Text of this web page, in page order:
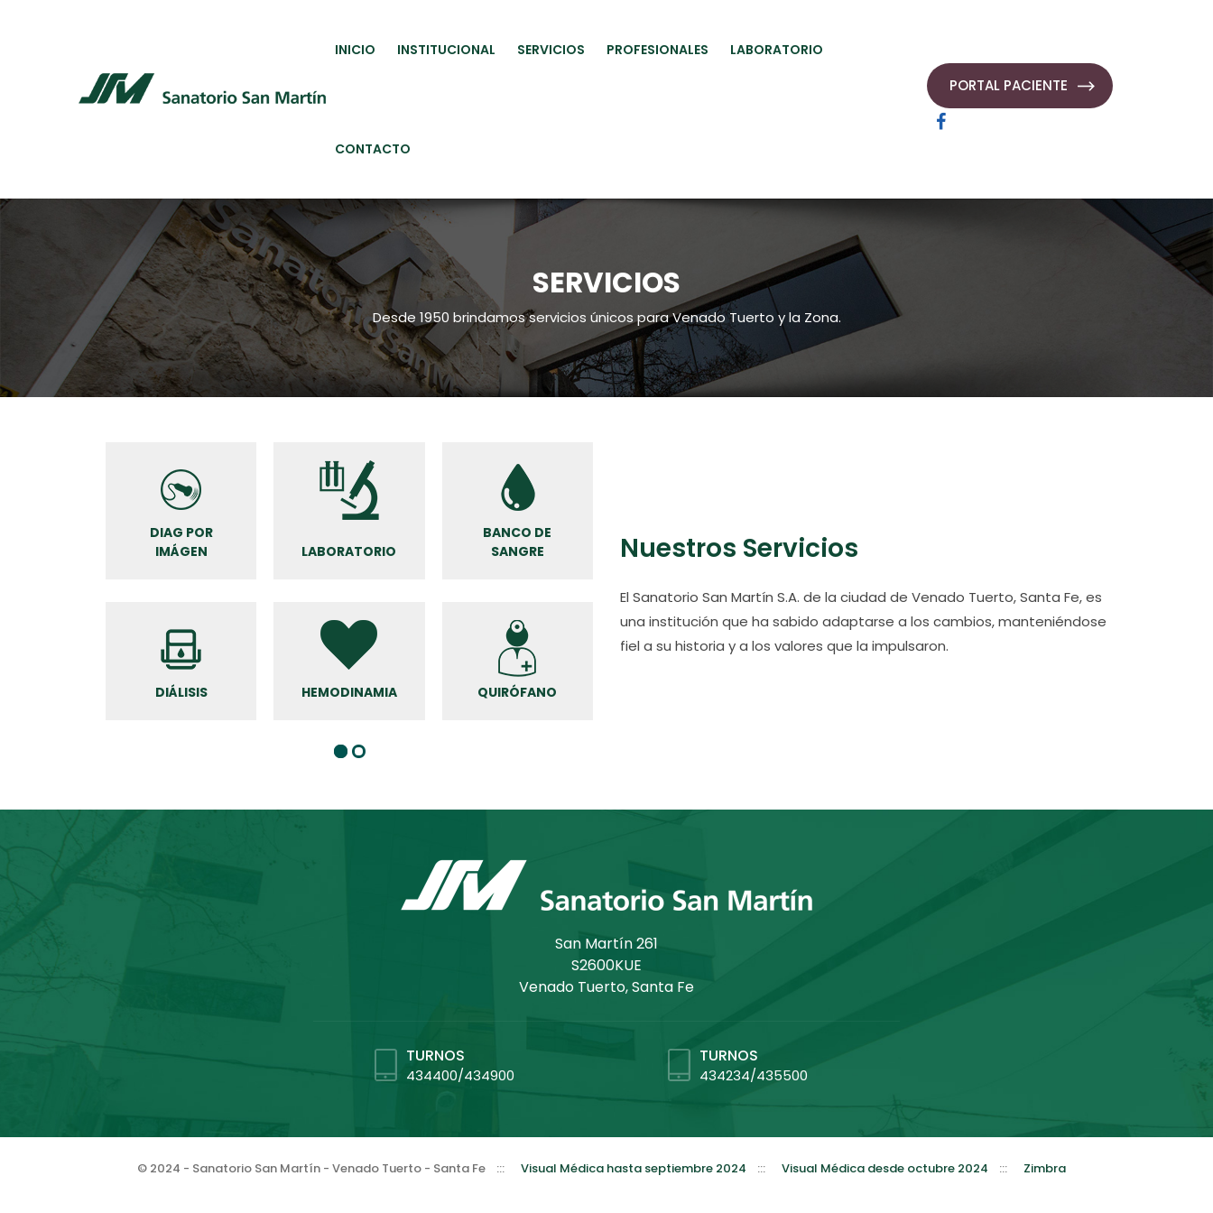
INICIO INSTITUCIONAL SERVICIOS PROFESIONALES LABORATORIO
CONTACTO
PORTAL PACIENTE
SERVICIOS
Desde 1950 brindamos servicios únicos para Venado Tuerto y la Zona.
DIAG POR
IMÁGEN
LABORATORIO
BANCO DE
SANGRE
DIÁLISIS HEMODINAMIA QUIRÓFANO
NEONATOLOGÍA
Nuestros Servicios
El Sanatorio San Martín S.A. de la ciudad de Venado Tuerto, Santa Fe, es
una institución que ha sabido adaptarse a los cambios, manteniéndose
fiel a su historia y a los valores que la impulsaron.
San Martín 261
S2600KUE
Venado Tuerto, Santa Fe
TURNOS
434400/434900
TURNOS
434234/435500
© 2024 - Sanatorio San Martín - Venado Tuerto - Santa Fe ::: Visual Médica hasta septiembre 2024 ::: Visual Médica desde octubre 2024 ::: Zimbra